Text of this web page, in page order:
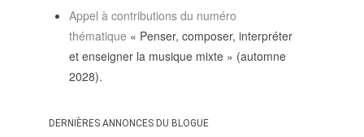
Appel à contributions du numéro
thématique « Penser, composer, interpréter
et enseigner la musique mixte » (automne
2028).
DERNIÈRES ANNONCES DU BLOGUE